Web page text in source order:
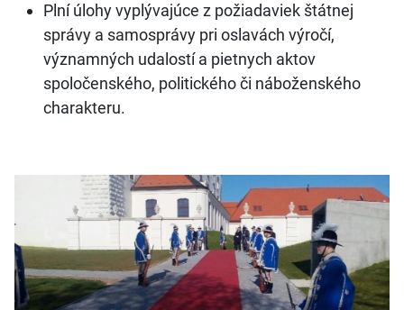
Plní úlohy vyplývajúce z požiadaviek štátnej
správy a samosprávy pri oslavách výročí,
významných udalostí a pietnych aktov
spoločenského, politického či náboženského
charakteru.